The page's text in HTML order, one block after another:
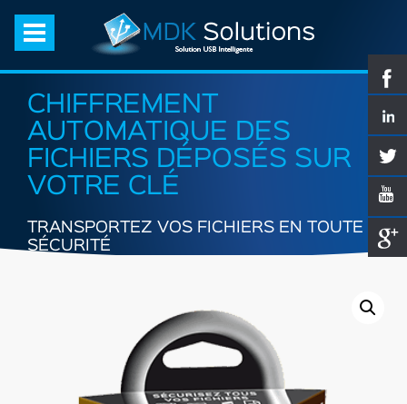
CHIFFREMENT
AUTOMATIQUE DES
FICHIERS DÉPOSÉS SUR
VOTRE CLÉ
TRANSPORTEZ VOS FICHIERS EN TOUTE
SÉCURITÉ